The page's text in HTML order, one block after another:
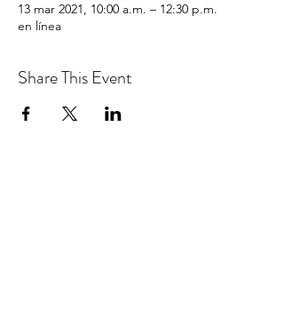
13 mar 2021, 10:00 a.m. – 12:30 p.m.
en línea
Share This Event